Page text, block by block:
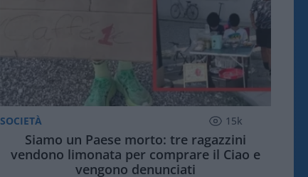
SOCIETÀ 15k
Siamo un Paese morto: tre ragazzini
vendono limonata per comprare il Ciao e
vengono denunciati